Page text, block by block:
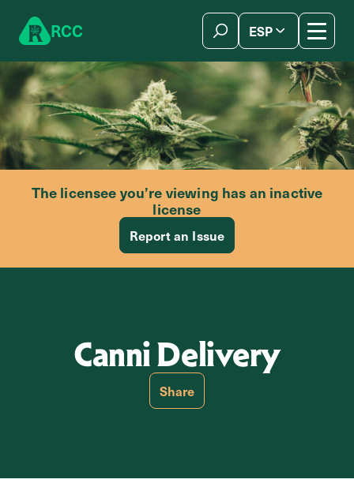
RCC ESP
The licensee you’re viewing has an inactive
license
Report an Issue
Canni Delivery
Share